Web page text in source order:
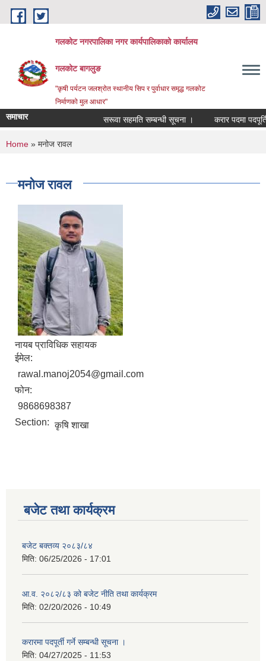
Skip to main content
गलकोट नगरपालिका नगर कार्यपालिकाको कार्यालय
गलकोट बागलुङ
"कृषी पर्यटन जलश्रोत स्थानीय सिप र पुर्वाधार समृद्ध गलकोट
निर्माणको मुल आधार"
समाचार सरूवा सहमति सम्बन्धी सूचना । करार पदमा
You are here
Home » मनोज रावल
मनोज रावल
नायब प्राविधिक सहायक
ईमेल:
rawal.manoj2054@gmail.com
फोन:
9868698387
Section: कृषि शाखा
बजेट तथा कार्यक्रम
बजेट बक्तव्य २०८३/८४
मिति: 06/25/2026 - 17:01
आ.व. २०८२/८३ को बजेट नीति तथा कार्यक्रम
मिति: 02/20/2026 - 10:49
करारमा पदपूर्ती गर्ने सम्बन्धी सूचना ।
मिति: 04/27/2025 - 11:53